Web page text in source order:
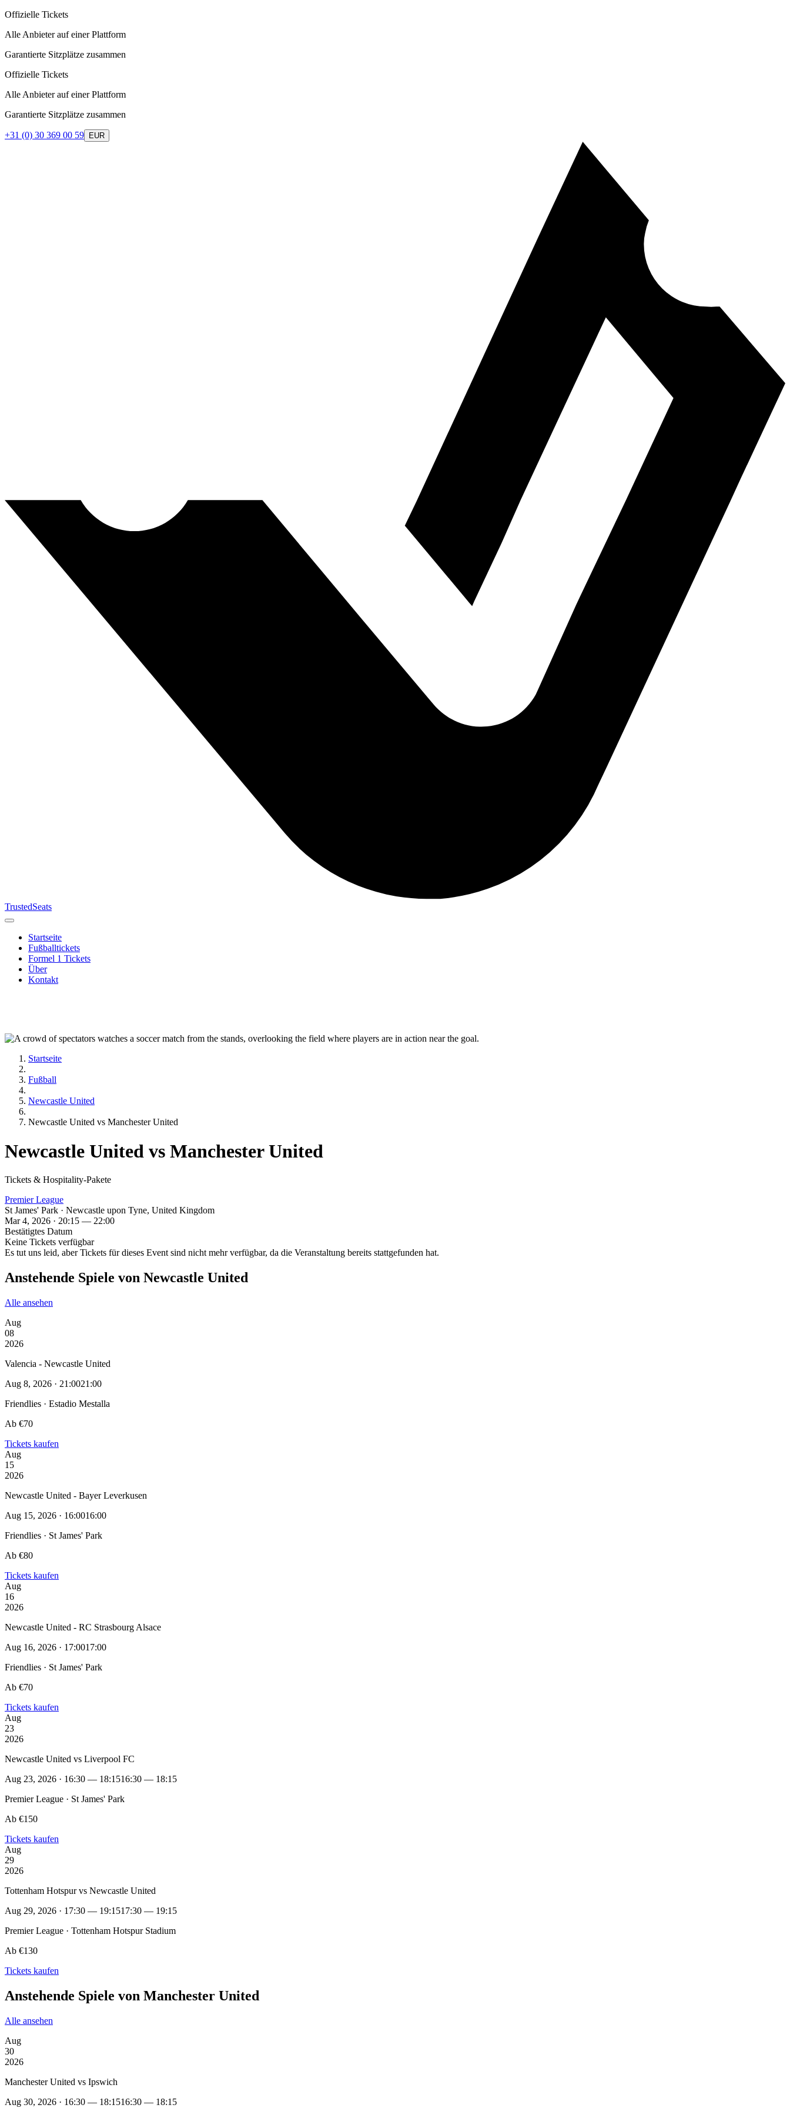
Offizielle Tickets
Alle Anbieter auf einer Plattform
Garantierte Sitzplätze zusammen
Offizielle Tickets
Alle Anbieter auf einer Plattform
Garantierte Sitzplätze zusammen
+31 (0) 30 369 00 59 EUR
TrustedSeats
Startseite
Fußballtickets
Formel 1 Tickets
Über
Kontakt
Startseite
Fußball
Newcastle United
Newcastle United vs Manchester United
Newcastle United vs Manchester United
Tickets & Hospitality-Pakete
Premier League
St James' Park · Newcastle upon Tyne, United Kingdom
Mar 4, 2026 · 20:15 — 22:00
Bestätigtes Datum
Keine Tickets verfügbar
Es tut uns leid, aber Tickets für dieses Event sind nicht mehr verfügbar, da die Veranstaltung bereits stattgefunden hat.
Anstehende Spiele von Newcastle United
Alle ansehen
Aug
08
2026
Valencia - Newcastle United
Aug 8, 2026 · 21:0021:00
Friendlies · Estadio Mestalla
Ab €70
Tickets kaufen
Aug
15
2026
Newcastle United - Bayer Leverkusen
Aug 15, 2026 · 16:0016:00
Friendlies · St James' Park
Ab €80
Tickets kaufen
Aug
16
2026
Newcastle United - RC Strasbourg Alsace
Aug 16, 2026 · 17:0017:00
Friendlies · St James' Park
Ab €70
Tickets kaufen
Aug
23
2026
Newcastle United vs Liverpool FC
Aug 23, 2026 · 16:30 — 18:1516:30 — 18:15
Premier League · St James' Park
Ab €150
Tickets kaufen
Aug
29
2026
Tottenham Hotspur vs Newcastle United
Aug 29, 2026 · 17:30 — 19:1517:30 — 19:15
Premier League · Tottenham Hotspur Stadium
Ab €130
Tickets kaufen
Anstehende Spiele von Manchester United
Alle ansehen
Aug
30
2026
Manchester United vs Ipswich
Aug 30, 2026 · 16:30 — 18:1516:30 — 18:15